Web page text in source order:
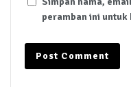
peramban ini